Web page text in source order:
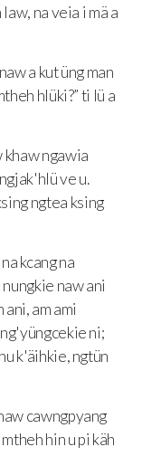
na veia i mä a
a kut üng man
hlüki?” ti lü a
khaw ngawia
ve u.
ngtea ksing
kcang na
naw ani
am ami
ni;
k'äihkie, ngtün
cawngpyang
hin u pi käh